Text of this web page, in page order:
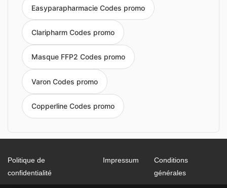
Easyparapharmacie Codes promo
Claripharm Codes promo
Masque FFP2 Codes promo
Varon Codes promo
Copperline Codes promo
Politique de
confidentialité
Impressum
Conditions
générales